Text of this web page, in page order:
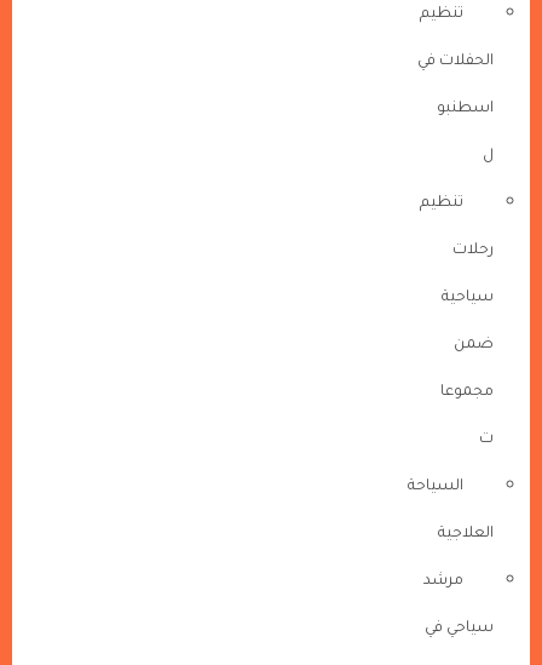
تنظيم
الحفلات في
اسطنبو
ل
تنظيم
رحلات
سياحية
ضمن
مجموعا
ت
السياحة
العلاجية
مرشد
سياحي في